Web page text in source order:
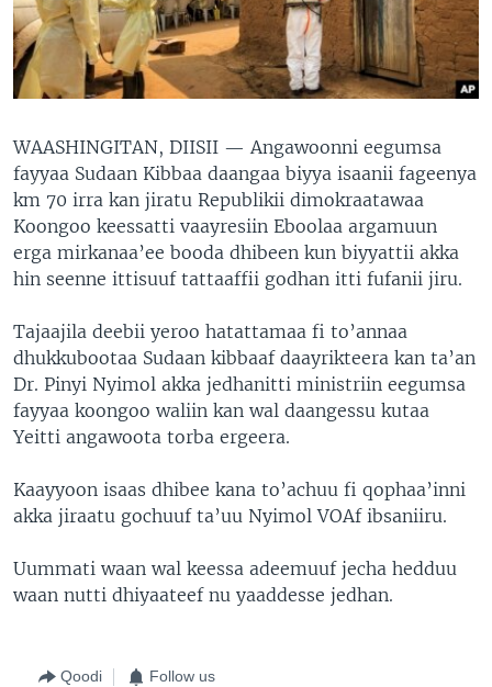
WAASHINGITAN, DIISII — Angawoonni eegumsa
fayyaa Sudaan Kibbaa daangaa biyya isaanii fageenya
km 70 irra kan jiratu Republikii dimokraatawaa
Koongoo keessatti vaayresiin Eboolaa argamuun
erga mirkanaa’ee booda dhibeen kun biyyattii akka
hin seenne ittisuuf tattaaffii godhan itti fufanii jiru.
Tajaajila deebii yeroo hatattamaa fi to’annaa
dhukkubootaa Sudaan kibbaaf daayrikteera kan ta’an
Dr. Pinyi Nyimol akka jedhanitti ministriin eegumsa
fayyaa koongoo waliin kan wal daangessu kutaa
Yeitti angawoota torba ergeera.
Kaayyoon isaas dhibee kana to’achuu fi qophaa’inni
akka jiraatu gochuuf ta’uu Nyimol VOAf ibsaniiru.
Uummati waan wal keessa adeemuuf jecha hedduu
waan nutti dhiyaateef nu yaaddesse jedhan.
Qoodi Follow us